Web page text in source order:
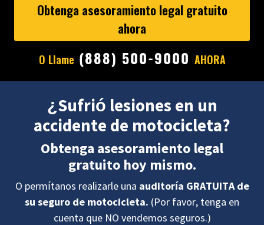
Obtenga asesoramiento legal gratuito
ahora
O Llame (888) 500-9000 AHORA
¿Sufrió lesiones en un
accidente de motocicleta?
Obtenga asesoramiento legal
gratuito hoy mismo.
O permítanos realizarle una auditoría GRATUITA de
su seguro de motocicleta. (Por favor, tenga en
cuenta que NO vendemos seguros.)